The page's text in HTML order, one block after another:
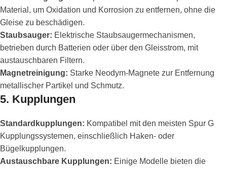
Material, um Oxidation und Korrosion zu entfernen, ohne die
Gleise zu beschädigen.
Staubsauger: Elektrische Staubsaugermechanismen,
betrieben durch Batterien oder über den Gleisstrom, mit
austauschbaren Filtern.
Magnetreinigung: Starke Neodym-Magnete zur Entfernung
metallischer Partikel und Schmutz.
5. Kupplungen
Standardkupplungen: Kompatibel mit den meisten Spur G
Kupplungssystemen, einschließlich Haken- oder
Bügelkupplungen.
Austauschbare Kupplungen: Einige Modelle bieten die